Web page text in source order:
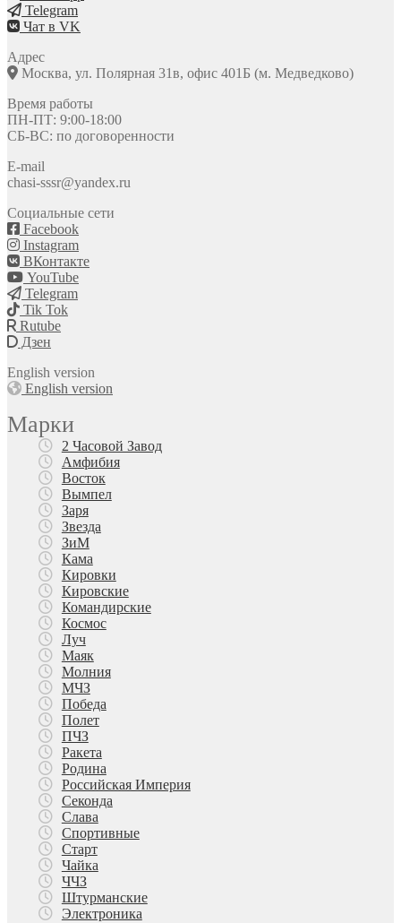
Telegram
Чат в VK
Адрес
Москва, ул. Полярная 31в, офис 401Б (м. Медведково)
Время работы
ПН-ПТ: 9:00-18:00
СБ-ВС: по договоренности
E-mail
chasi-sssr@yandex.ru
Социальные сети
Facebook
Instagram
ВКонтакте
YouTube
Telegram
Tik Tok
Rutube
Дзен
English version
English version
Марки
2 Часовой Завод
Амфибия
Восток
Вымпел
Заря
Звезда
ЗиМ
Кама
Кировки
Кировские
Командирские
Космос
Луч
Маяк
Молния
МЧЗ
Победа
Полет
ПЧЗ
Ракета
Родина
Российская Империя
Секонда
Слава
Спортивные
Старт
Чайка
ЧЧЗ
Штурманские
Электроника